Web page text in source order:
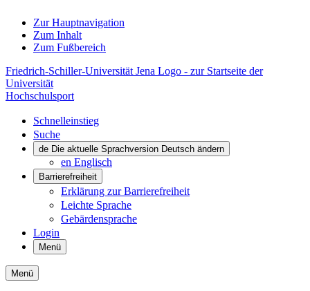
Zur Hauptnavigation
Zum Inhalt
Zum Fußbereich
Friedrich-Schiller-Universität Jena Logo - zur Startseite der
Universität
Hochschulsport
Schnelleinstieg
Suche
de Die aktuelle Sprachversion Deutsch ändern
en Englisch
Barrierefreiheit
Erklärung zur Barrierefreiheit
Leichte Sprache
Gebärdensprache
Login
Menü
Menü